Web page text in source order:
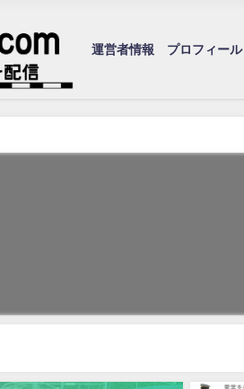
運営者情報 プロフィール